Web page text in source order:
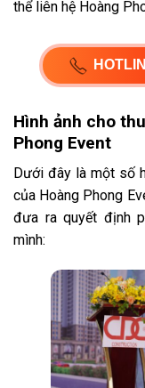
thể liên hệ Hoàng
Hình ảnh cho
Phong Event
Dưới đây là một số
của Hoàng Phong
đưa ra quyết định
mình: